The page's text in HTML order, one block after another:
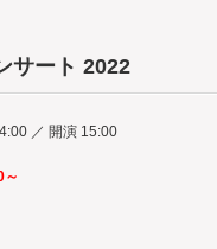
サート 2022
／ 開演 15:00